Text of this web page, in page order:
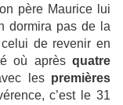
père Maurice lui
dormira pas de la
de revenir en
où après quatre
les premières
c’est le 31